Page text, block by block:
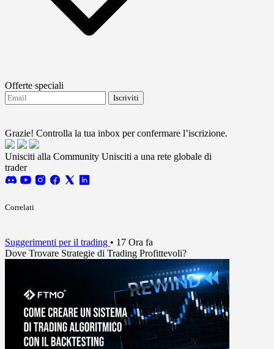
Offerte speciali
Iscriviti
Grazie! Controlla la tua inbox per confermare l’iscrizione.
Unisciti alla Community Unisciti a una rete globale di
trader
Correlati
Suggerimenti per il trading • 17 Ora fa
Dove Trovare Strategie di Trading Profittevoli?